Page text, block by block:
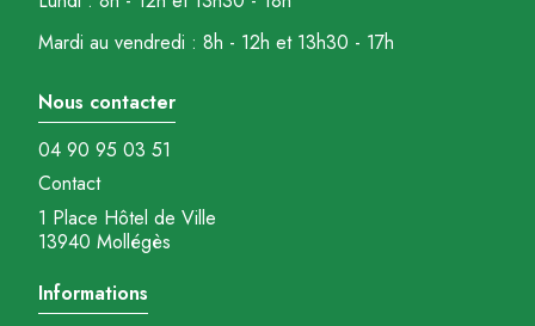
Mardi au vendredi : 8h - 12h et 13h30 - 17h
Nous contacter
04 90 95 03 51
Contact
1 Place Hôtel de Ville
13940 Mollégès
Informations